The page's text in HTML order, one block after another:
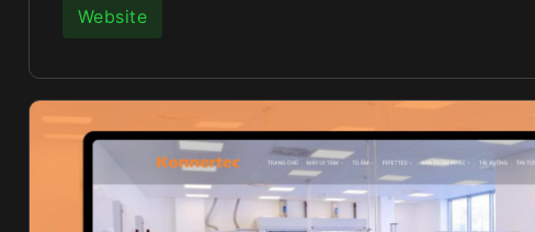
Website